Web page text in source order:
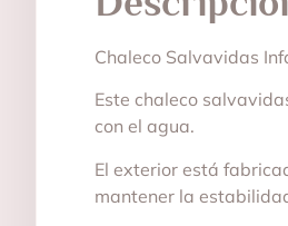
Chaleco Salvavidas
Este chaleco
con el agua.
El exterior está
mantener la